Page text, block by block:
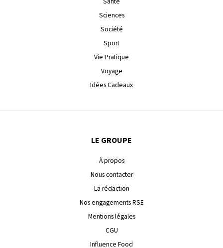
Sciences
Société
Sport
Vie Pratique
Voyage
Idées Cadeaux
LE GROUPE
À propos
Nous contacter
La rédaction
Nos engagements RSE
Mentions légales
CGU
Influence Food